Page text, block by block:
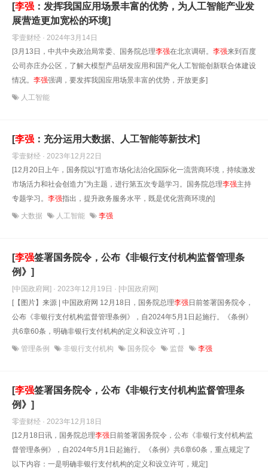
[李强 ：发挥我国应用场景丰富的优势，为人工智能产业发
展营造更加宽松的环境]
零壹财经 · 2024年3月14日
[3月13日，中共中央政治局常委、国务院总理李强在北京调研。 李强来到百度
公司亦庄办公区，了解大模型产品研发应用和国产化人工智能创新联合体建设
情况。 李强强调，要发挥我国应用场景丰富的优势，开放更多]
人工智能
[李强 ：充分运用大数据、人工智能等新技术]
零壹财经 · 2023年12月22日
[12月20日上午，国务院以“打造市场化法治化国际化一流营商环境，持续激发
市场活力和社会创造力”为主题，进行第五次专题学习。国务院总理李强主持
专题学习。 李强指出，提升政务服务水平，既是优化营商环境的]
大数据 人工智能 李强
[李强签署国务院令，公布《非银行支付机构监督管理条
例》]
[中国政府网] · 2023年12月19日 · [中国政府网]
[【图片】来源 | 中国政府网 12月18日，国务院总理李强日前签署国务院令，
公布《非银行支付机构监督管理条例》，自2024年5月1日起施行。《条例》
共6章60条，明确非银行支付机构的定义和设立许可，]
管理条例 非银行支付机构 国务院令 监督 李强
[李强签署国务院令，公布《非银行支付机构监督管理条
例》]
零壹财经 · 2023年12月18日
[12月18日讯，国务院总理李强日前签署国务院令，公布《非银行支付机构监
督管理条例》，自2024年5月1日起施行。《条例》共6章60条，重点规定了
以下内容：一是明确非银行支付机构的定义和设立许可，规定]